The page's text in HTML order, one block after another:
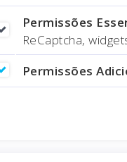
Permissões
ReCaptcha,
Permissões